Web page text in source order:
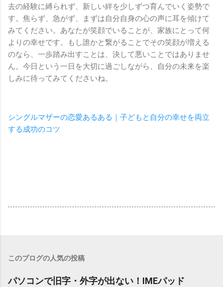
去の経験に縛られず、新しい絆を少しずつ育んでいく姿勢で
す。焦らず、急がず、まずは自分自身の心の声に耳を傾けて
みてください。あなたが笑顔でいることが、家族にとって何
よりの幸せです。もし誰かと繋がることでその笑顔が増える
のなら、一歩踏み出すことは、決して悪いことではありませ
ん。今日という一日を大切に過ごしながら、自分の未来を楽
しみに待ってみてくださいね。
シングルマザーの恋愛あるある｜子どもと自分の幸せを両立
する成功のコツ
このブログの人気の投稿
パソコンで旧字・外字が出ない！IMEパッド